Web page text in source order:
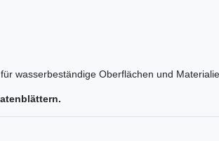
wasserbeständige Oberflächen und